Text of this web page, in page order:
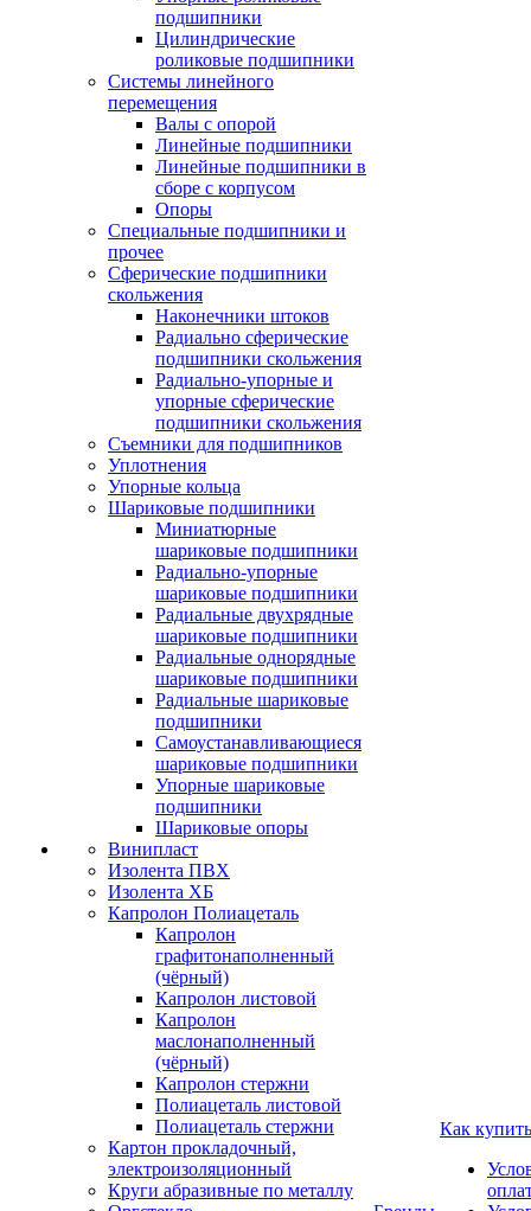
подшипники
Цилиндрические
роликовые подшипники
Системы линейного
перемещения
Валы с опорой
Линейные подшипники
Линейные подшипники в
сборе с корпусом
Опоры
Специальные подшипники и
прочее
Сферические подшипники
скольжения
Наконечники штоков
Радиально сферические
подшипники скольжения
Радиально-упорные и
упорные сферические
подшипники скольжения
Съемники для подшипников
Уплотнения
Упорные кольца
Шариковые подшипники
Миниатюрные
шариковые подшипники
Радиально-упорные
шариковые подшипники
Радиальные двухрядные
шариковые подшипники
Радиальные однорядные
шариковые подшипники
Радиальные шариковые
подшипники
Самоустанавливающиеся
шариковые подшипники
Упорные шариковые
подшипники
Шариковые опоры
Винипласт
Изолента ПВХ
Изолента ХБ
Капролон Полиацеталь
Капролон
графитонаполненный
(чёрный)
Капролон листовой
Капролон
маслонаполненный
(чёрный)
Капролон стержни
Полиацеталь листовой
Полиацеталь стержни
Картон прокладочный,
электроизоляционный
Круги абразивные по металлу
Как купить